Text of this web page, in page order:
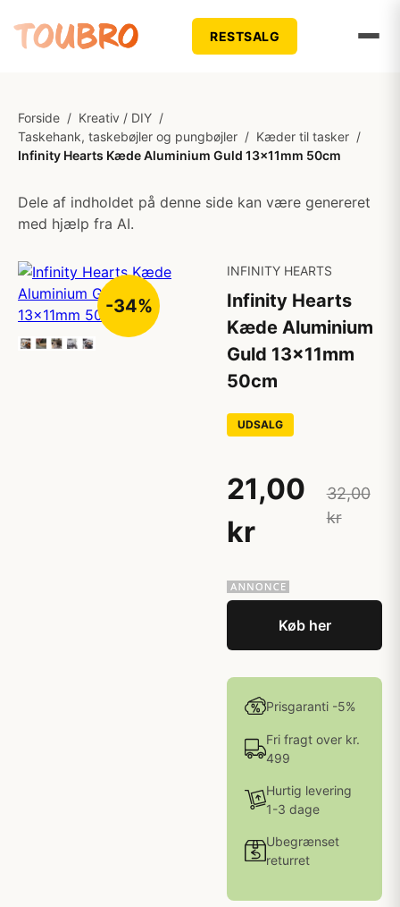
RESTSALG
Forside / Kreativ / DIY /
Taskehank, taskebøjler og pungbøjler / Kæder til tasker /
Infinity Hearts Kæde Aluminium Guld 13x11mm 50cm
Dele af indholdet på denne side kan være genereret
med hjælp fra AI.
-34%
INFINITY HEARTS
Infinity Hearts
Kæde Aluminium
Guld 13x11mm
50cm
UDSALG
21,00
kr
32,00
kr
Køb her
Prisgaranti -5%
Fri fragt over kr.
499
Hurtig levering
1-3 dage
Ubegrænset
returret